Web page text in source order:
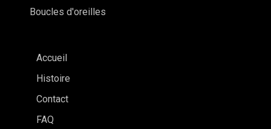
Boucles d'oreilles
Accueil
Histoire
Contact
FAQ